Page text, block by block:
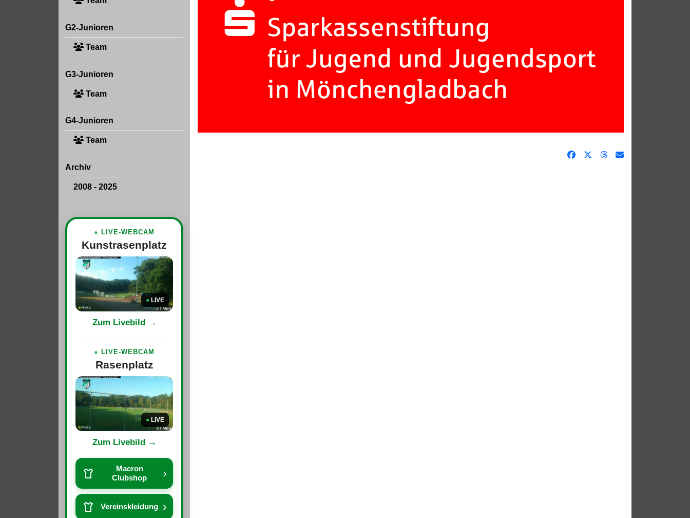
G2-Junioren
Team
G3-Junioren
Team
G4-Junioren
Team
Archiv
2008 - 2025
● LIVE-WEBCAM
Kunstrasenplatz
● LIVE
Zum Livebild →
● LIVE-WEBCAM
Rasenplatz
● LIVE
Zum Livebild →
Macron
Clubshop
›
Vereinskleidung ›